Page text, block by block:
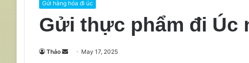
Gửi hàng hóa đi úc
Gửi thực phẩm đi Úc
Thảo
Send May 17, 2025